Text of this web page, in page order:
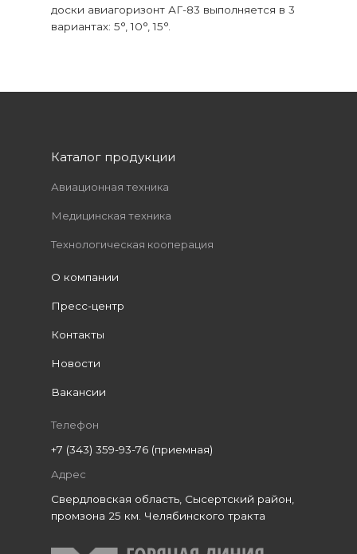
доски авиагоризонт АГ-83 выполняется в 3
вариантах: 5°, 10°, 15°.
Каталог продукции
Авиационная техника
Медицинская техника
Технологическая кооперация
О компании
Пресс-центр
Контакты
Новости
Вакансии
Телефон
+7 (343) 359-93-76 (приемная)
Адрес
Свердловская область, Сысертский район,
промзона 25 км. Челябинского тракта